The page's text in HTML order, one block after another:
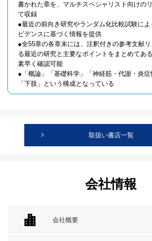
書かれた章を、マルチスペシャリスト向けの
て収録
●最近の前向き研究やランダム化比較試験に
ビデンスに基づく情報を提供
●全55章の各章末には、注釈付きの参考文献
る最近の研究と主要なポイントをまとめてあ
素早く確認可能
●「概論」「基礎科学」「神経筋・代謝・炎症
「下肢」という構成となっている
取扱い書店一覧
会社情報
会社概要